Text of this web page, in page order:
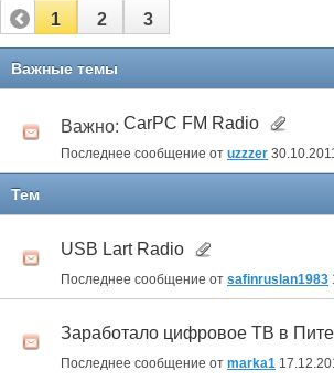
1 2 3
Важные темы
Важно: CarPC FM Radio
Последнее сообщение от uzzzer 30.10.2011
Тем
USB Lart Radio
Последнее сообщение от safinruslan1983
Заработало цифровое ТВ в
Последнее сообщение от marka1